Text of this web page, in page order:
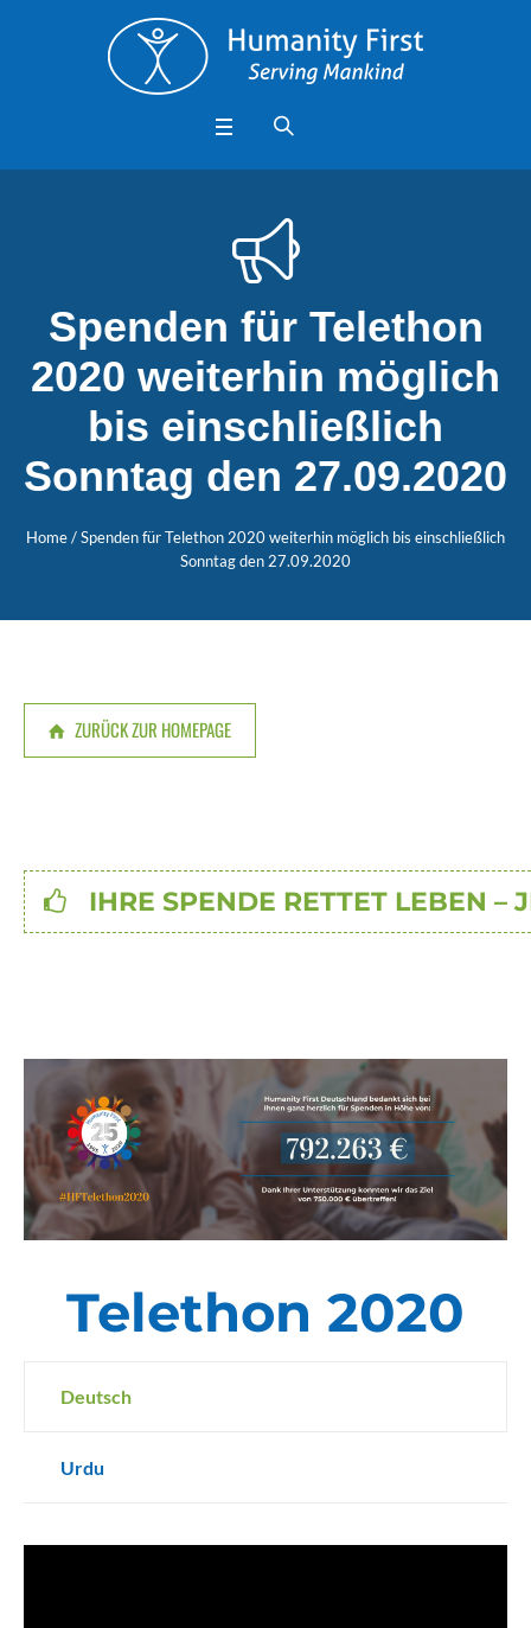
Spenden für Telethon
2020 weiterhin möglich
bis einschließlich
Sonntag den 27.09.2020
Home/Spenden für Telethon 2020 weiterhin möglich bis einschließlich
Sonntag den 27.09.2020
ZURÜCK ZUR HOMEPAGE
IHRE SPENDE RETTET LEBEN –
Telethon 2020
Deutsch
Urdu